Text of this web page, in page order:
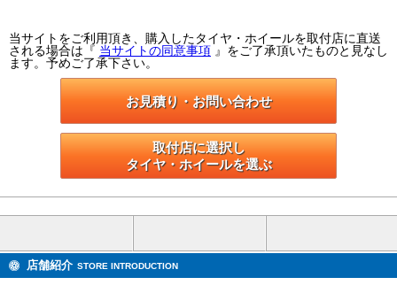
当サイトをご利用頂き、購入したタイヤ・ホイールを取付店に直送
される場合は『 当サイトの同意事項 』をご了承頂いたものと見なし
ます。予めご了承下さい。
お見積り・お問い合わせ
取付店に選択し
タイヤ・ホイールを選ぶ
店舗紹介 STORE INTRODUCTION